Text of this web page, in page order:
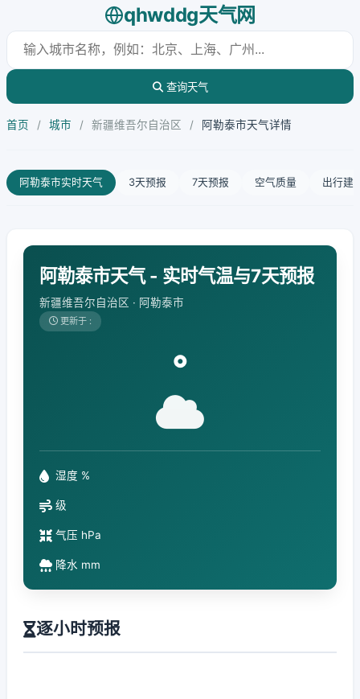
qhwddg天气网
查询天气
首页 / 城市 / 新疆维吾尔自治区 / 阿勒泰市天气详情
阿勒泰市实时天气 3天预报 7天预报 空气质量 出行建
阿勒泰市天气 - 实时气温与7天预报
新疆维吾尔自治区 · 阿勒泰市
更新于 :
°
湿度 %
级
气压 hPa
降水 mm
逐小时预报